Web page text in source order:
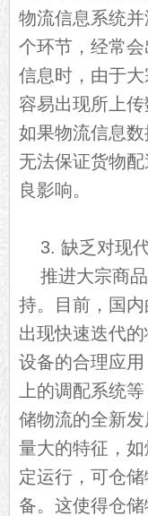
物流信息系统
个环节，经常
信息时，由于
容易出现所上
如果物流信息
无法保证货物
良影响。
3. 缺乏对现
推进大宗商
持。目前，国
出现快速迭代
设备的合理应
上的调配系统
储物流的全新
量大的特征，
定运行，可仓
备。这使得仓